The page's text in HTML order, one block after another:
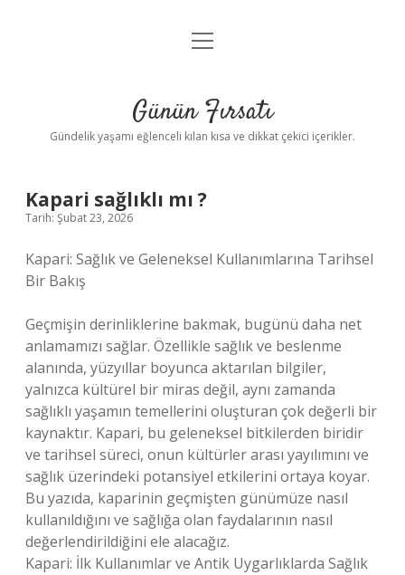
Anasayfa
Yasal Uyarı
menüyü
Günün Fırsatı
Gündelik yaşamı eğlenceli kılan kısa ve dikkat çekici içerikler.
Kapari sağlıklı mı ?
Tarih: Şubat 23, 2026
Kapari: Sağlık ve Geleneksel Kullanımlarına Tarihsel
Bir Bakış
Geçmişin derinliklerine bakmak, bugünü daha net
anlamamızı sağlar. Özellikle sağlık ve beslenme
alanında, yüzyıllar boyunca aktarılan bilgiler,
yalnızca kültürel bir miras değil, aynı zamanda
sağlıklı yaşamın temellerini oluşturan çok değerli bir
kaynaktır. Kapari, bu geleneksel bitkilerden biridir
ve tarihsel süreci, onun kültürler arası yayılımını ve
sağlık üzerindeki potansiyel etkilerini ortaya koyar.
Bu yazıda, kaparinin geçmişten günümüze nasıl
kullanıldığını ve sağlığa olan faydalarının nasıl
değerlendirildiğini ele alacağız.
Kapari: İlk Kullanımlar ve Antik Uygarlıklarda Sağlık